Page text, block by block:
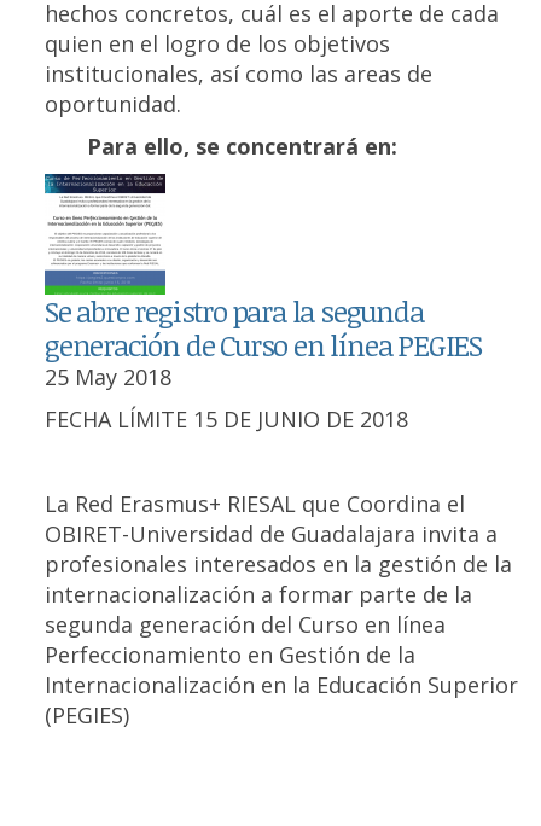
hechos concretos, cuál es el aporte de cada
quien en el logro de los objetivos
institucionales, así como las areas de
oportunidad.
Para ello, se concentrará en:
Se abre registro para la segunda
generación de Curso en línea PEGIES
25 May 2018
FECHA LÍMITE 15 DE JUNIO DE 2018
La Red Erasmus+ RIESAL que Coordina el
OBIRET-Universidad de Guadalajara invita a
profesionales interesados en la gestión de la
internacionalización a formar parte de la
segunda generación del Curso en línea
Perfeccionamiento en Gestión de la
Internacionalización en la Educación Superior
(PEGIES)